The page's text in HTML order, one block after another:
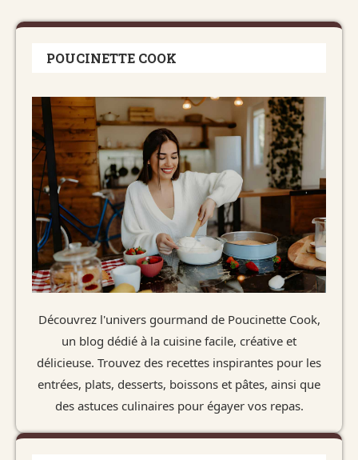
POUCINETTE COOK
Découvrez l'univers gourmand de Poucinette Cook,
un blog dédié à la cuisine facile, créative et
délicieuse. Trouvez des recettes inspirantes pour les
entrées, plats, desserts, boissons et pâtes, ainsi que
des astuces culinaires pour égayer vos repas.